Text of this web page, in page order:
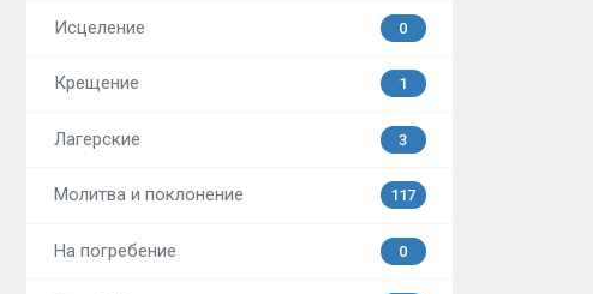
Исцеление 0
Крещение 1
Лагерские 3
Молитва и поклонение 117
На погребение 0